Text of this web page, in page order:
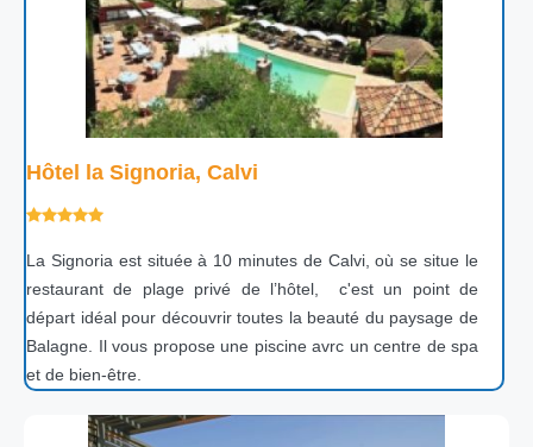
Hôtel la Signoria, Calvi
La Signoria est située à 10 minutes de Calvi, où se situe le
restaurant de plage privé de l’hôtel, c'est un point de
départ idéal pour découvrir toutes la beauté du paysage de
Balagne. Il vous propose une piscine avrc un centre de spa
et de bien-être.